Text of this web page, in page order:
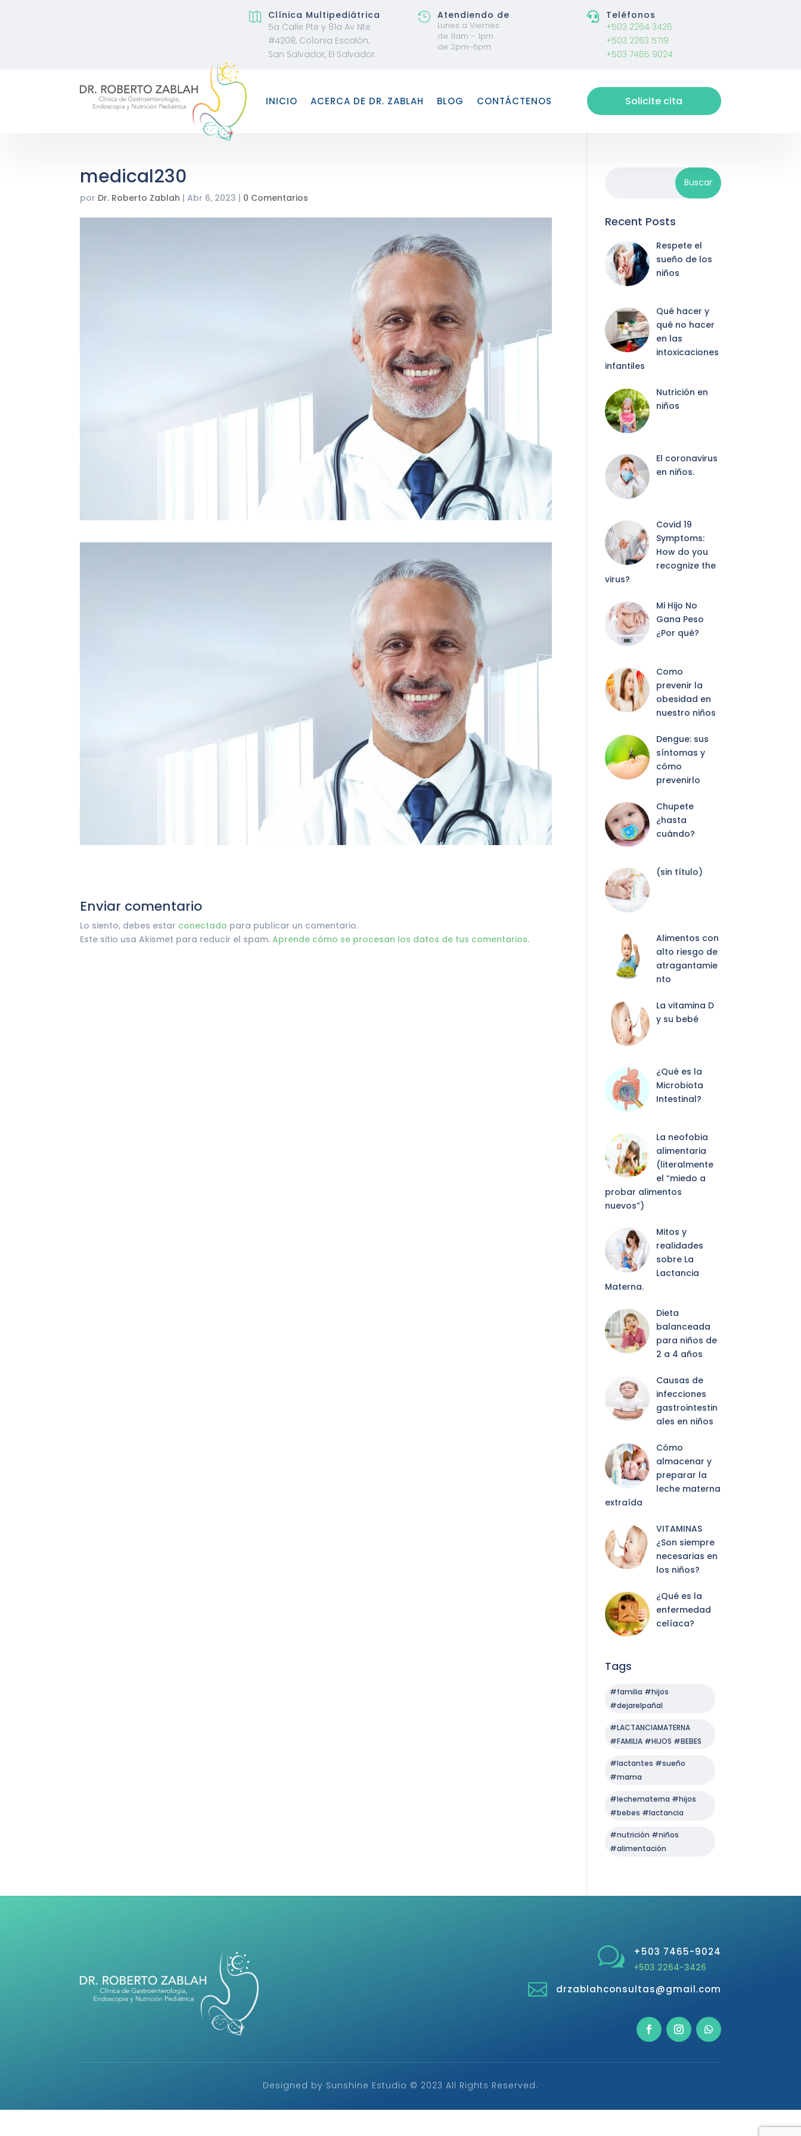

Clínica Multipediátrica
5a Calle Pte y 81a Av Nte
#4208, Colonia Escalón,
San Salvador, El Salvador.
 Atendiendo de
Lunes a Viernes
de 11am – 1pm
de 2pm-6pm

Teléfonos
+503 2264 3426
+503 2263 5719
+503 7465 9024
INICIO ACERCA DE DR. ZABLAH BLOG CONTÁCTENOS Solicite cita
medical230
por Dr. Roberto Zablah |Abr 6, 2023 | 0 Comentarios
Enviar comentario
Lo siento, debes estar conectado para publicar un comentario.
Este sitio usa Akismet para reducir el spam.Aprende cómo se procesan los datos de tus comentarios.
Recent Posts
Respete el
sueño de los
niños
Qué hacer y
qué no hacer
en las
intoxicaciones
infantiles
Nutrición en
niños
El coronavirus
en niños.
Covid 19
Symptoms:
How do you
recognize the
virus?
Mi Hijo No
Gana Peso
¿Por qué?
Como
prevenir la
obesidad en
nuestro niños
Dengue: sus
síntomas y
cómo
prevenirlo
Chupete
¿hasta
cuándo?
(sin título)Entrada
Alimentos con
alto riesgo de
atragantamie
nto
La vitamina D
y su bebé
¿Qué es la
Microbiota
Intestinal?
La neofobia
alimentaria
(literalmente
el “miedo a
probar alimentos
nuevos”)
Mitos y
realidades
sobre La
Lactancia
Materna.
Dieta
balanceada
para niños de
2 a 4 años
Causas de
infecciones
gastrointestin
ales en niños
Cómo
almacenar y
preparar la
leche materna
extraída
VITAMINAS
¿Son siempre
necesarias en
los niños?
¿Qué es la
enfermedad
celíaca?
Tags
#familia #hijos
#dejarelpañal
#LACTANCIAMATERNA
#FAMILIA #HIJOS #BEBES
#lactantes #sueño
#mama
#lechematerna #hijos
#bebes #lactancia
#nutrición #niños
#alimentación
w +503 7465-9024
+503 2264-3426
 drzablahconsultas@gmail.com
Designed by Sunshine Estudio © 2023 All Rights Reserved.